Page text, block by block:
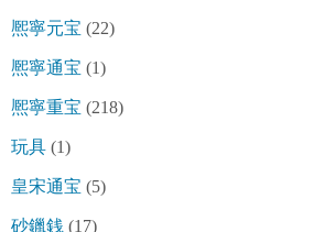
熈寧元宝 (22)
熈寧通宝 (1)
熈寧重宝 (218)
玩具 (1)
皇宋通宝 (5)
砂鑞銭 (17)